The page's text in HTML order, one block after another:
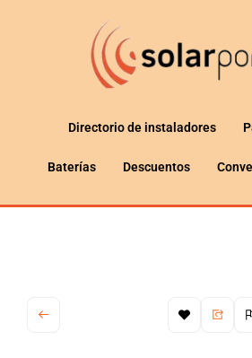
Directorio de instaladores
Baterías Descuentos